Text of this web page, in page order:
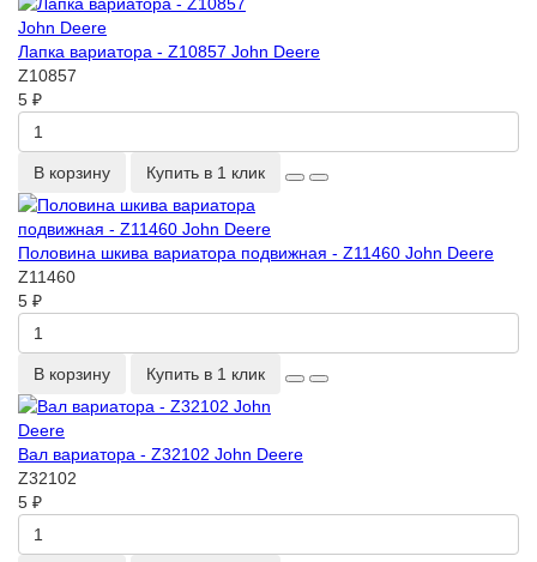
Лапка вариатора - Z10857 John Deere
Z10857
5 ₽
В корзину Купить в 1 клик
Половина шкива вариатора подвижная - Z11460 John Deere
Z11460
5 ₽
В корзину Купить в 1 клик
Вал вариатора - Z32102 John Deere
Z32102
5 ₽